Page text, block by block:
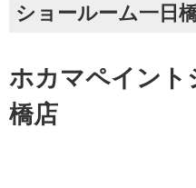
ショールーム一日
ホカマペイント
橋店